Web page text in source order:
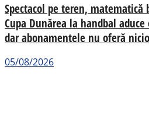
Spectacol pe teren, matematică
Cupa Dunărea la handbal
dar abonamentele nu oferă
05/08/2026